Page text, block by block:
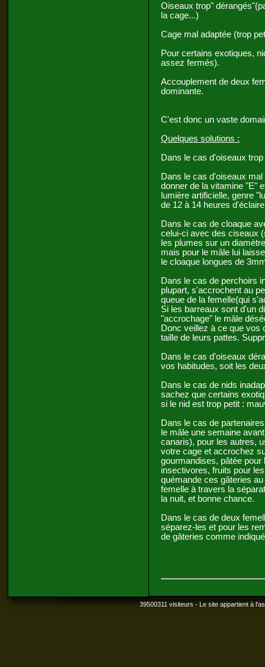
Oiseaux trop"
la cage...)
Cage mal adaptée (trop
Pour certains exotiques,
assez fermés).
Accouplement de deux
dominante.
C'est donc un vaste
Quelques solutions :
Dans le cas d'oiseaux
Dans le cas d'oiseaux
donner de la vitamine "E"
lumière artificielle, genre
de 12 à 14 heures
Dans le cas de cloaque
celui-ci avec des ciseaux
les plumes sur un
mais pour le mâle lui
le cloaque longues de
Dans le cas de perchoirs
plupart, s'accrochent au
queue de la femelle(qui
Si les barreaux sont d'un
"accrochage" le mâle
Donc veillez à ce que vos
taille de leurs pattes.
Dans le cas d'oiseaux
vos habitudes, soit les
Dans le cas de nids
sachez que certains
si le nid est trop petit :
Dans le cas de
le mâle une semaine
canaris), pour les autres,
votre cage et accrochez
gourmandises, pâtée
insectivores, fruits pour
quémande ces gâteries
femelle à travers la
la nuit, et bonne chance.
Dans le cas de deux
séparez-les et pour les
de gâteries comme
39500311 visiteurs - Le site appartient à